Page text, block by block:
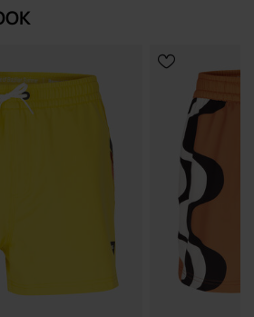
store.com, la tienda oficial de